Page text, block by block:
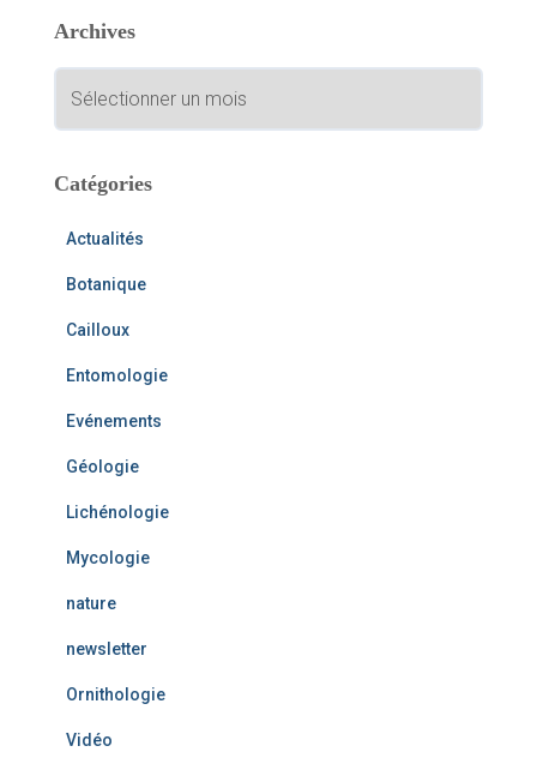
r
r
:
Archives
c
iCatégories
Actualités
Botanique
Cailloux
Entomologie
Evénements
Géologie
Lichénologie
Mycologie
nature
newsletter
Ornithologie
Vidéo